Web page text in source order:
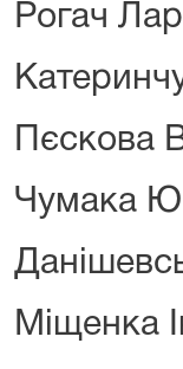
Рогач
Пєскова
Чумака
Міщенка